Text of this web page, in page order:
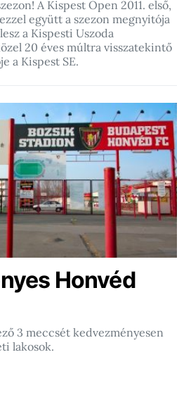
A Kispest Open 2011. első,
együtt a szezon megnyitója
a Kispesti Uszoda
20 éves múltra visszatekintő
a Kispest SE.
Honvéd
3 meccsét kedvezményesen
lakosok.